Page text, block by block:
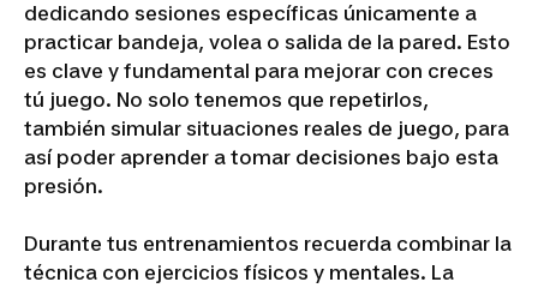
dedicando sesiones específicas únicamente a
practicar bandeja, volea o salida de la pared. Esto
es clave y fundamental para mejorar con creces
tú juego. No solo tenemos que repetirlos,
también simular situaciones reales de juego, para
así poder aprender a tomar decisiones bajo esta
presión.
Durante tus entrenamientos recuerda combinar la
técnica con ejercicios físicos y mentales. La